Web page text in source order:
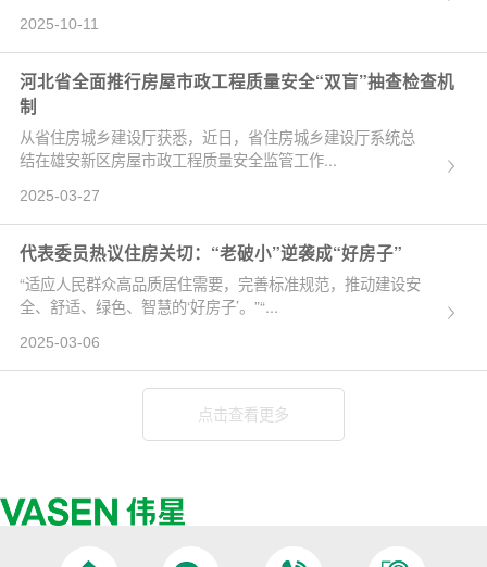
2025-10-11
河北省全面推行房屋市政工程质量安全“双盲”抽查检查机
制
从省住房城乡建设厅获悉，近日，省住房城乡建设厅系统总
结在雄安新区房屋市政工程质量安全监管工作...
2025-03-27
代表委员热议住房关切：“老破小”逆袭成“好房子”
“适应人民群众高品质居住需要，完善标准规范，推动建设安
全、舒适、绿色、智慧的‘好房子’。”“...
2025-03-06
点击查看更多